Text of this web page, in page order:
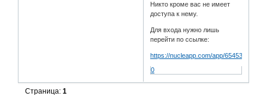
Никто кроме вас не имеет
доступа к нему.
Для входа нужно лишь
перейти по ссылке:
https://nucleapp.com/app/
0
Страница:1